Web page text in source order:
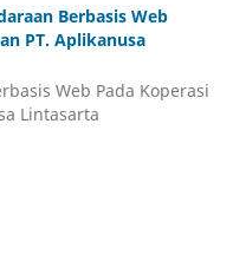
Berbasis Web
PT. Aplikanusa
Web Pada Koperasi
Lintasarta